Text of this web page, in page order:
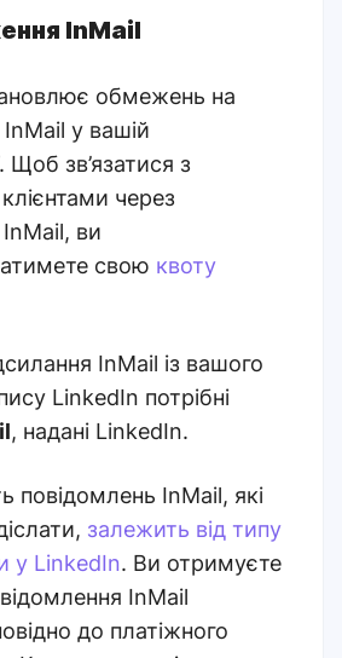
InMail
обмежень на
у вашій
Щоб зв’язатися з
через
ви
свою квоту
InMail із вашого
LinkedIn потрібні
, надані LinkedIn.
повідомлень InMail, які
залежить від типу
у LinkedIn. Ви отримуєте
InMail
до платіжного